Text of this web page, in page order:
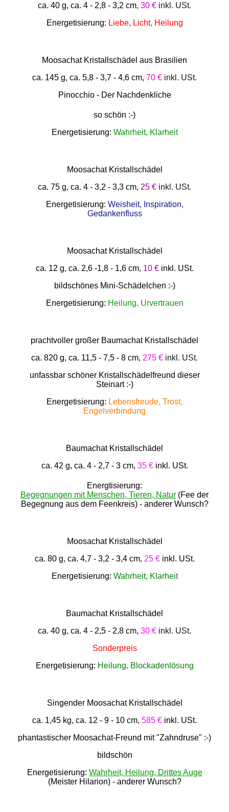
ca. 40 g, ca. 4 - 2,8 - 3,2 cm, 30 € inkl. USt.
Energetisierung: Liebe, Licht, Heilung
Moosachat Kristallschädel aus Brasilien
ca. 145 g, ca. 5,8 - 3,7 - 4,6 cm, 70 € inkl. USt.
Pinocchio - Der Nachdenkliche
so schön :-)
Energetisierung: Wahrheit, Klarheit
Moosachat Kristallschädel
ca. 75 g, ca. 4 - 3,2 - 3,3 cm, 25 € inkl. USt.
Energetisierung: Weisheit, Inspiration,
Gedankenfluss
Moosachat Kristallschädel
ca. 12 g, ca. 2,6 -1,8 - 1,6 cm, 10 €inkl. USt.
bildschönes Mini-Schädelchen :-)
Energetisierung: Heilung, Urvertrauen
prachtvoller großer Baumachat Kristallschädel
ca. 820 g, ca. 11,5 - 7,5 - 8 cm, 275 € inkl. USt.
unfassbar schöner Kristallschädelfreund dieser
Steinart :-)
Energetisierung: Lebensfreude, Trost,
Engelverbindung
Baumachat Kristallschädel
ca. 42 g, ca. 4 - 2,7 - 3 cm, 35 €inkl. USt.
Energtisierung:
Begegnungen mit Menschen, Tieren, Natur (Fee der
Begegnung aus dem Feenkreis) - anderer Wunsch?
Moosachat Kristallschädel
ca. 80 g, ca. 4,7 - 3,2 - 3,4 cm, 25 €inkl. USt.
Energetisierung: Wahrheit, Klarheit
Baumachat Kristallschädel
ca. 40 g, ca. 4 - 2,5 - 2,8 cm, 30 € inkl. USt.
Sonderpreis
Energetisierung: Heilung, Blockadenlösung
Singender Moosachat Kristallschädel
ca. 1,45 kg, ca. 12 - 9 - 10 cm, 585 € inkl. USt.
phantastischer Moosachat-Freund mit "Zahndruse" :-)
bildschön
Energetisierung: Wahrheit, Heilung, Drittes Auge
(Meister Hilarion) - anderer Wunsch?
.